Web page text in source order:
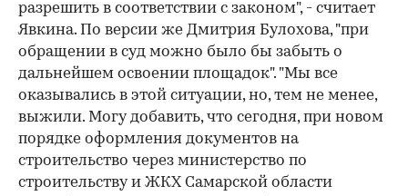
разрешить в соответствии с законом", - считает
Явкина. По версии же Дмитрия Булохова, "при
обращении в суд можно было бы забыть о
дальнейшем освоении площадок". "Мы все
оказывались в этой ситуации, но, тем не менее,
выжили. Могу добавить, что сегодня, при новом
порядке оформления документов на
строительство через министерство по
строительству и ЖКХ Самарской области